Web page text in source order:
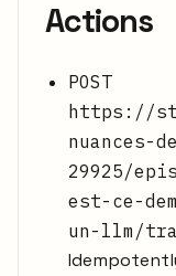
Actions
POST
https://
nuances-
29925/
est-ce-
un-llm/